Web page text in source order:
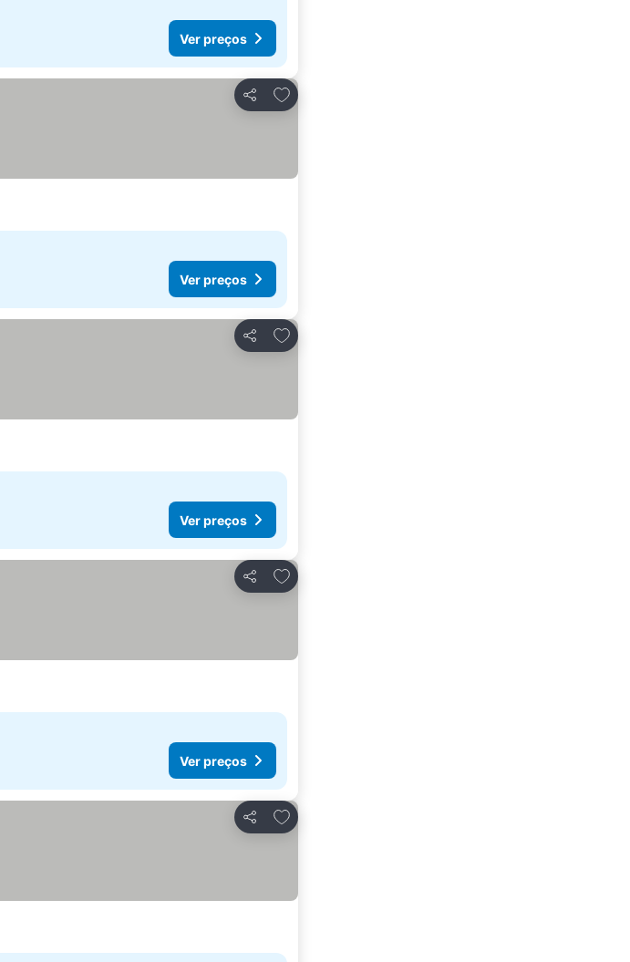
Ver preços
Partilhar
Adicionar aos favoritos
Ver preços
Partilhar
Adicionar aos favoritos
Ver preços
Partilhar
Adicionar aos favoritos
Ver preços
Partilhar
Adicionar aos favoritos